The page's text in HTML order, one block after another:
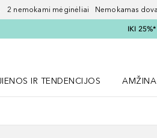
2 nemokami mėginėliai Nemokamas
IKI
IR TENDENCIJOS